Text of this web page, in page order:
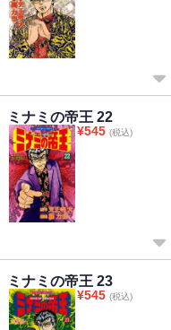
ミナミの帝王 22
¥545 (税込)
ミナミの帝王 23
¥545 (税込)